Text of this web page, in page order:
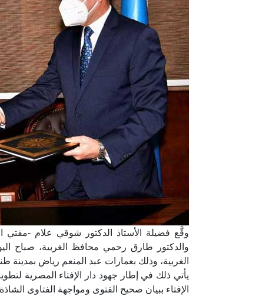
وقَّع فضيلة الأستاذ الدكتور شوقي علام -مفتي
والدكتور طارق رحمي محافظ الغربية، صباح
الغربية، وذلك بعمارات عبد المنعم رياض بمدينة
يأتي ذلك في إطار جهود دار الإفتاء المصرية
الإفتاء ببيان صحيح الفتوى ومواجهة الفتاوى